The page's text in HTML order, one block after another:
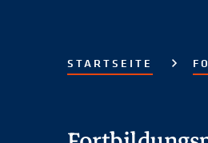
STARTSEITE